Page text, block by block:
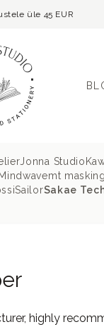
üle 45 EUR
Jonna Studio
Mindwavemt
SailorSakae
highly